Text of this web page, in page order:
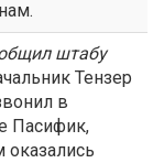
штабу
Тензер
в
Пасифик,
оказались